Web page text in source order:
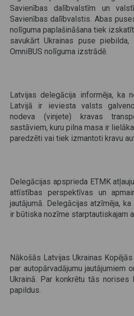
Savienības dalībvalstīm un
Savienības dalībvalstis. Abas
nolīguma paplašināšana tiek
savukārt Ukrainas puse
OmniBUS nolīguma izstrādē.
Latvijas delegācija informēja, ka
Latvijā ir ieviesta valsts
nodeva (vinjete) kravas
sastāviem, kuru pilna masa ir
paredzēti vai tiek izmantoti kravu
Delegācijas apsprieda ETMK
attīstības perspektīvas un
jautājumā. Delegācijas atzīmēja,
ir būtiska nozīme starptautiskajam
Nākošās Latvijas Ukrainas
par autopārvadājumu jautājumiem
Ukrainā. Par konkrētu tās
papildus.